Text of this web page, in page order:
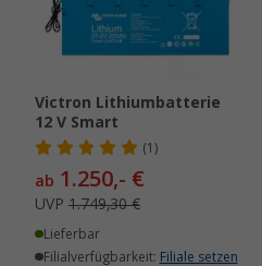
Victron Lithiumbatterie
12 V Smart
(1)
ab 1.250,- €
UVP 1.749,30 €
Lieferbar
Filialverfügbarkeit: Filiale setzen